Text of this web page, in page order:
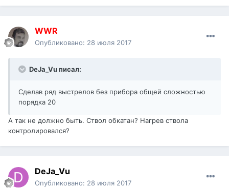
WWR
Опубликовано: 28 июля 2017
DeJa_Vu писал:
Сделав ряд выстрелов без прибора общей сложностью
порядка 20
А так не должно быть. Ствол обкатан? Нагрев ствола
контролировался?
DeJa_Vu
Опубликовано: 28 июля 2017